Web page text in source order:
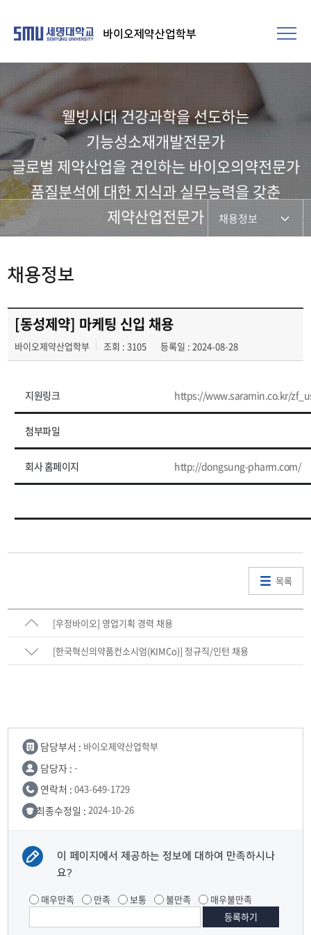
바이오제약산업학부
웰빙시대 건강과학을 선도하는
기능성소재개발전문가​
글로벌 제약산업을 견인하는 바이오의약전문가
품질분석에 대한 지식과 실무능력을 갖춘
제약산업전문가
채용정보
채용정보
[동성제약] 마케팅 신입 채용
바이오제약산업학부 조회 : 3105 등록일 : 2024-08-28
지원링크 https://www.saramin.co.kr/
첨부파일
회사 홈페이지 http://dongsung-pharm.com/
목록
[우정바이오] 영업기획 경력 채용
[한국혁신의약품컨소시엄(KIMCo)] 정규직/인턴 채용
담당부서 : 바이오제약산업학부
담당자 : -
연락처 : 043-649-1729
최종수정일 : 2024-10-26
이 페이지에서 제공하는 정보에 대하여 만족하시나
요?
매우만족 만족 보통 불만족 매우불만족